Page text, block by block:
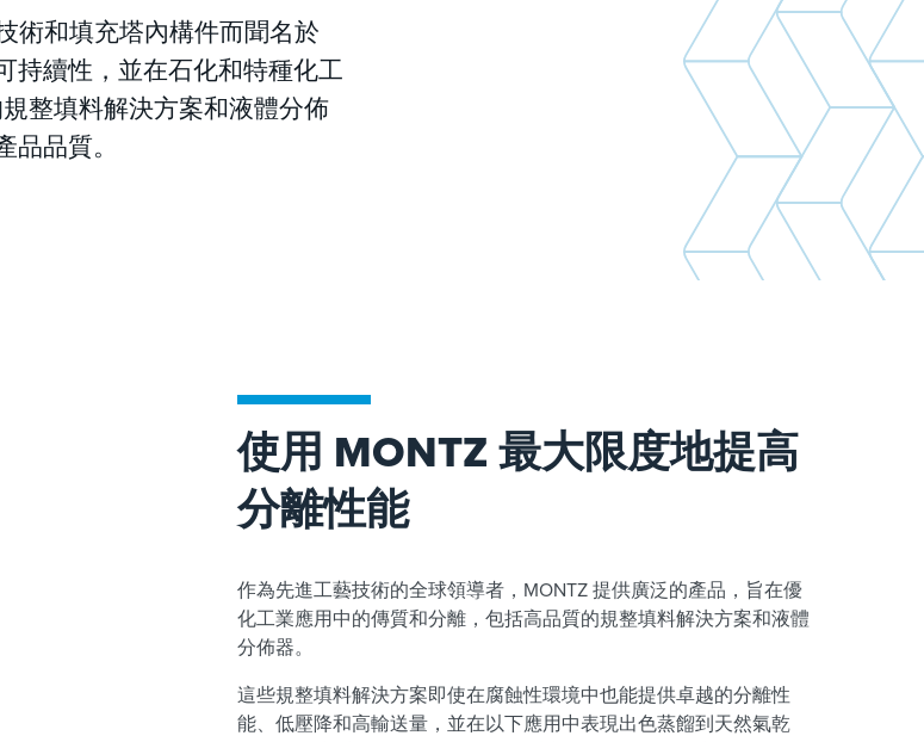
術和填充塔內構件而聞名於
持續性，並在石化和特種化工
整填料解決方案和液體分佈
品質。
使用 MONTZ 最大限度地提高
分離性能
作為先進工藝技術的全球領導者，MONTZ 提供廣泛的產品，旨在優
化工業應用中的傳質和分離，包括高品質的規整填料解決方案和液體
分佈器。
這些規整填料解決方案即使在腐蝕性環境中也能提供卓越的分離性
能、低壓降和高輸送量，並在以下應用中表現出色蒸餾到天然氣乾